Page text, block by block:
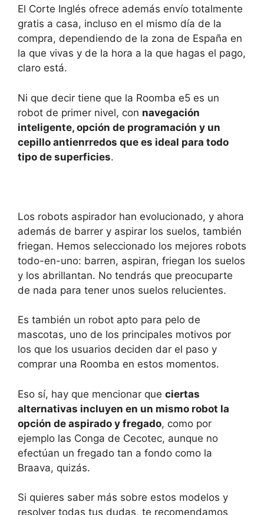
El Corte Inglés ofrece además envío totalmente
gratis a casa, incluso en el mismo día de la
compra, dependiendo de la zona de España en
la que vivas y de la hora a la que hagas el pago,
claro está.
Ni que decir tiene que la Roomba e5 es un
robot de primer nivel, con navegación
inteligente, opción de programación y un
cepillo antienrredos que es ideal para todo
tipo de superficies.
Los robots aspirador han evolucionado, y ahora
además de barrer y aspirar los suelos, también
friegan. Hemos seleccionado los mejores robots
todo-en-uno: barren, aspiran, friegan los suelos
y los abrillantan. No tendrás que preocuparte
de nada para tener unos suelos relucientes.
Es también un robot apto para pelo de
mascotas, uno de los principales motivos por
los que los usuarios deciden dar el paso y
comprar una Roomba en estos momentos.
Eso sí, hay que mencionar que ciertas
alternativas incluyen en un mismo robot la
opción de aspirado y fregado, como por
ejemplo las Conga de Cecotec, aunque no
efectúan un fregado tan a fondo como la
Braava, quizás.
Si quieres saber más sobre estos modelos y
resolver todas tus dudas, te recomendamos